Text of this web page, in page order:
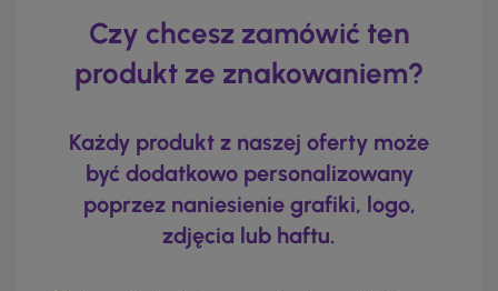
Czy chcesz zamówić ten
produkt ze znakowaniem?
Każdy produkt z naszej oferty może
być dodatkowo personalizowany
poprzez naniesienie grafiki, logo,
zdjęcia lub haftu.